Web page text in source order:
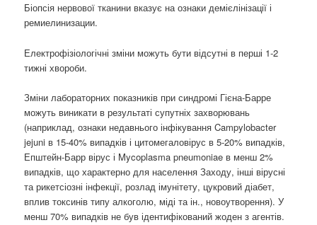
Біопсія нервової тканини вказує на ознаки демієлінізації і
ремиелинизации.
Електрофізіологічні зміни можуть бути відсутні в перші 1-2
тижні хвороби.
Зміни лабораторних показників при синдромі Гієна-Барре
можуть виникати в результаті супутніх захворювань
(наприклад, ознаки недавнього інфікування Campylobacter
jejuni в 15-40% випадків і цитомегаловірус в 5-20% випадків,
Епштейн-Барр вірус і Mycoplasma pneumoniae в менш 2%
випадків, що характерно для населення Заходу, інші вірусні
та рикетсіозні інфекції, розлад імунітету, цукровий діабет,
вплив токсинів типу алкоголю, міді та ін., новоутворення). У
менш 70% випадків не був ідентифікований жоден з агентів.